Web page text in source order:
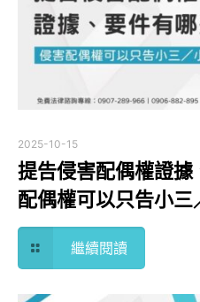
2025-10-15
提告侵害配偶權證
配偶權可以只告小三
繼續閱讀